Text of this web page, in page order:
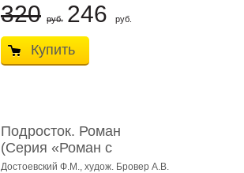
320 руб. 246 руб.
Купить
Подросток. Роман
(Серия «Роман с
книгой»)
Достоевский Ф.М., худож. Бровер А.В.